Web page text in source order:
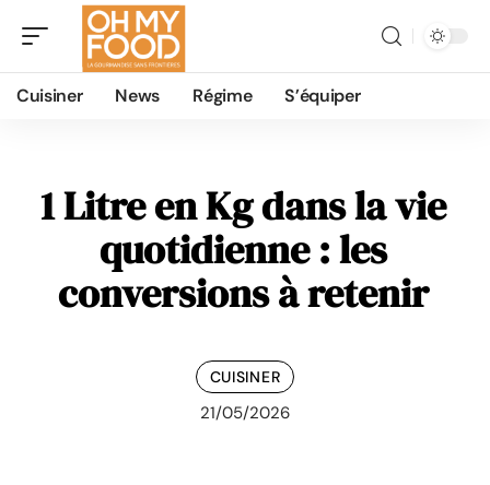
Cuisiner News Régime S’équiper
1 Litre en Kg dans la vie
quotidienne : les
conversions à retenir
CUISINER
21/05/2026